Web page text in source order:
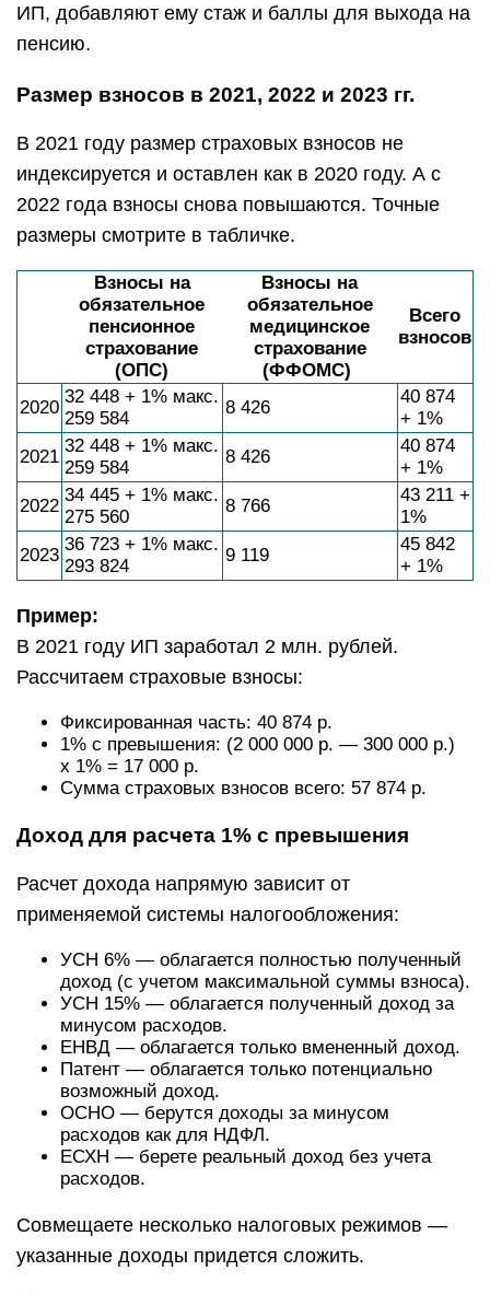
ИП, добавляют ему стаж и баллы для выхода на
пенсию.
Размер взносов в 2021, 2022 и 2023 гг.
В 2021 году размер страховых взносов не
индексируется и оставлен как в 2020 году. А с
2022 года взносы снова повышаются. Точные
размеры смотрите в табличке.
Взносы на
обязательное
пенсионное
страхование
(ОПС)
Взносы на
обязательное
медицинское
страхование
(ФФОМС)
Всего
взносов
2020
32 448 + 1% макс.
259 584
8 426
40 874
+ 1%
2021
32 448 + 1% макс.
259 584
8 426
40 874
+ 1%
2022
34 445 + 1% макс.
275 560
8 766
43 211 +
1%
2023
36 723 + 1% макс.
293 824
9 119
45 842
+ 1%
Пример:
В 2021 году ИП заработал 2 млн. рублей.
Рассчитаем страховые взносы:
Фиксированная часть: 40 874 р.
1% с превышения: (2 000 000 р. — 300 000 р.)
x 1% = 17 000 р.
Сумма страховых взносов всего: 57 874 р.
Доход для расчета 1% с превышения
Расчет дохода напрямую зависит от
применяемой системы налогообложения:
УСН 6% — облагается полностью полученный
доход (с учетом максимальной суммы взноса).
УСН 15% — облагается полученный доход за
минусом расходов.
ЕНВД — облагается только вмененный доход.
Патент — облагается только потенциально
возможный доход.
ОСНО — берутся доходы за минусом
расходов как для НДФЛ.
ЕСХН — берете реальный доход без учета
расходов.
Совмещаете несколько налоговых режимов —
указанные доходы придется сложить.